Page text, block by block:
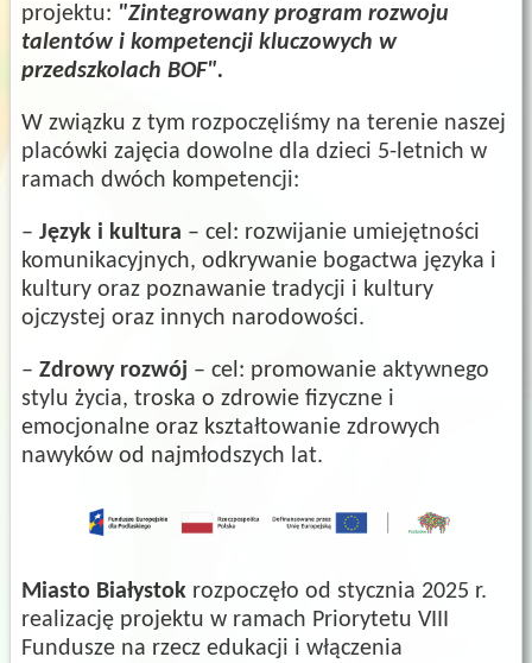
projektu: "Zintegrowany program rozwoju
talentów i kompetencji kluczowych w
przedszkolach BOF".
​​​W związku z tym rozpoczęliśmy na terenie naszej
placówki zajęcia dowolne dla dzieci 5-letnich w
ramach dwóch kompetencji:
– Język i kultura – cel: rozwijanie umiejętności
komunikacyjnych, odkrywanie bogactwa języka i
kultury oraz poznawanie tradycji i kultury
ojczystej oraz innych narodowości.
– Zdrowy rozwój – cel: promowanie aktywnego
stylu życia, troska o zdrowie fizyczne i
emocjonalne oraz kształtowanie zdrowych
nawyków od najmłodszych lat.
Miasto Białystok rozpoczęło od stycznia 2025 r.
realizację projektu w ramach Priorytetu VIII
Fundusze na rzecz edukacji i włączenia